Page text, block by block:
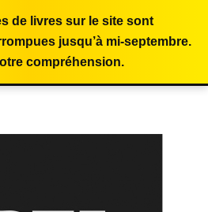
de livres sur le site sont
jusqu’à mi-septembre.
compréhension.